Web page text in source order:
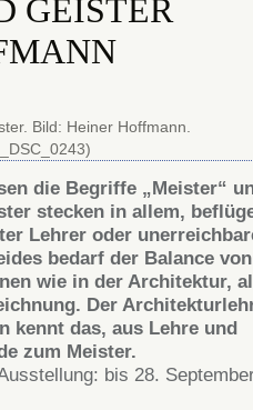
GEISTER
die Begriffe „Meister“
stecken in allem,
Lehrer oder
bedarf der Balance
wie in der Architektur,
Der
kennt das, aus Lehre und
zum Meister.
bis 28.